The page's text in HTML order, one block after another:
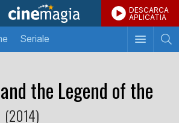
DESCARCA
APLICATIA
Seriale
the Legend of the
(2014)